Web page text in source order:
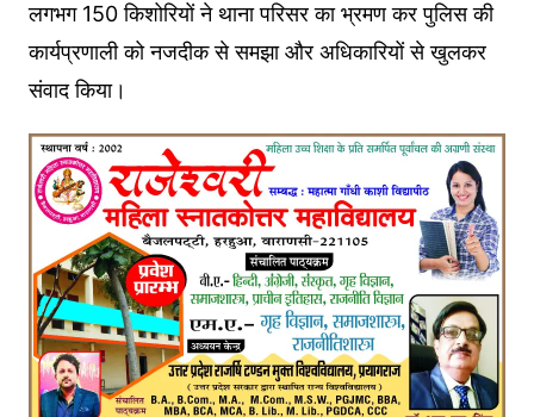
लगभग 150 किशोरियों ने थाना परिसर का भ्रमण कर पुलिस की
कार्यप्रणाली को नजदीक से समझा और अधिकारियों से खुलकर
संवाद किया।